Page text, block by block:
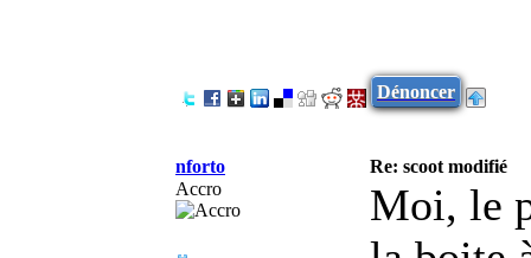
Dénoncer
nforto
Re: scoot modifié
Accro
Moi, le